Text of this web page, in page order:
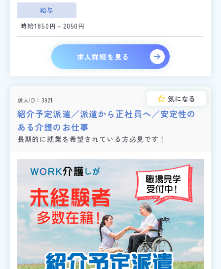
給与
時給1850円～2050円
求人詳細を見る
求人ID 3921
紹介予定派遣／派遣から正社員へ／安定性の
ある介護のお仕事
長期的に就業を希望されている方必見です！
気になる